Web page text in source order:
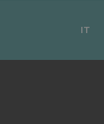
IT